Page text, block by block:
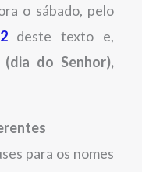
o sábado, pelo
deste texto e,
(dia do Senhor),
para os nomes